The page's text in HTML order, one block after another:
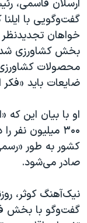
صفحه‌های ویژه
سفر پرزیدنت
ارسلان قاسمی،
خواهان
محصولات
ضایعات باید
او با بیان این که
۳۰۰ میلیون
کشور به طور
صادر می‌شود.
نیک‌آهنگ کوثر،
گفت‌وگو با بخش